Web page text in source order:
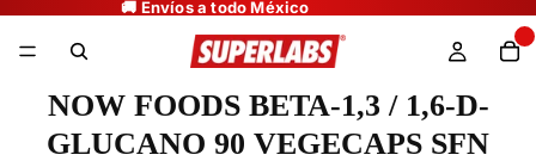
NOW FOODS BETA-1,3 / 1,6-D-
GLUCANO 90 VEGECAPS SFN